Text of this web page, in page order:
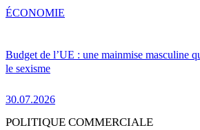
Budget de l’UE : une mainmise masculine
le sexisme
30.07.2026
ÉCONOMIE
POLITIQUE COMMERCIALE